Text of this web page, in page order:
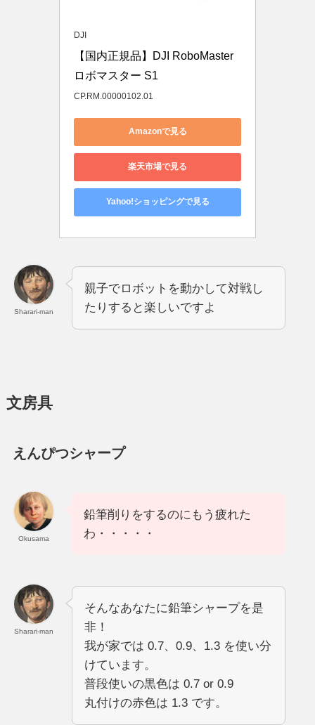
DJI
【国内正規品】DJI RoboMaster
ロボマスター S1
CP.RM.00000102.01
Amazonで見る
楽天市場で見る
Yahoo!ショッピングで見る
Sharari-man
親子でロボットを動かして対戦し
たりすると楽しいですよ
文房具
えんぴつシャープ
Okusama
鉛筆削りをするのにもう疲れた
わ・・・・・
Sharari-man
そんなあなたに鉛筆シャープを是
非！
我が家では 0.7、0.9、1.3 を使い分
けています。
普段使いの黒色は 0.7 or 0.9
丸付けの赤色は 1.3 です。